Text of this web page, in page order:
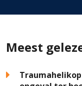
Meest